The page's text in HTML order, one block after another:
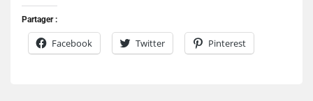
Partager :
Facebook Twitter Pinterest